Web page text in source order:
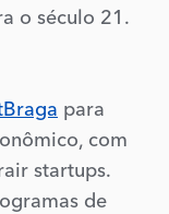
o século 21.
para
com
startups.
de